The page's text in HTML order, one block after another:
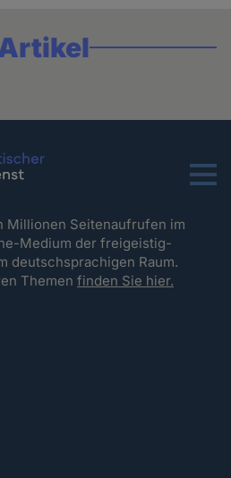
Menu
Millionen Seitenaufrufen im
Medium der freigeistig-
deutschsprachigen Raum.
Themenfinden Sie hier.